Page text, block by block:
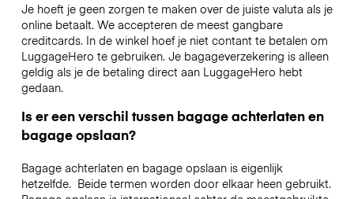
Je hoeft je geen zorgen te maken over de juiste valuta als je
online betaalt. We accepteren de meest gangbare
creditcards. In de winkel hoef je niet contant te betalen om
LuggageHero te gebruiken. Je bagageverzekering is alleen
geldig als je de betaling direct aan LuggageHero hebt
gedaan.
Is er een verschil tussen bagage achterlaten en
bagage opslaan?
Bagage achterlaten en bagage opslaan is eigenlijk
hetzelfde. Beide termen worden door elkaar heen gebruikt.